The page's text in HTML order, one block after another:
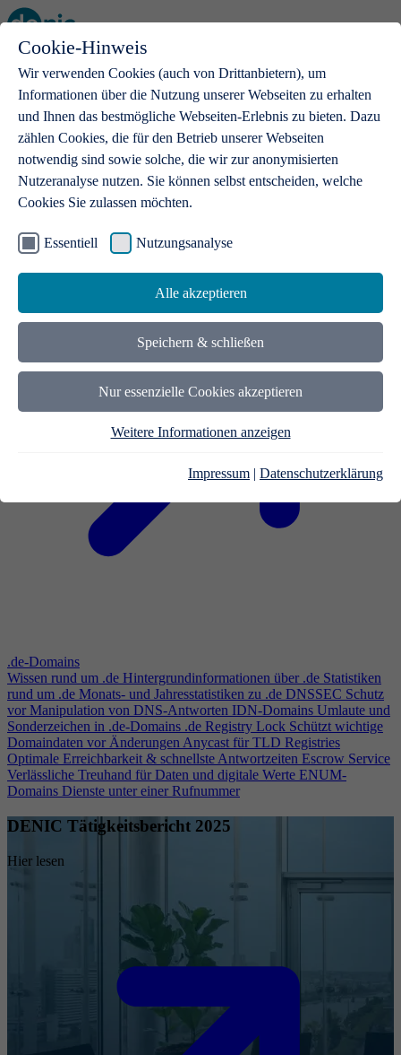
Cookie-Hinweis
Wir verwenden Cookies (auch von Drittanbietern), um
Informationen über die Nutzung unserer Webseiten zu erhalten
und Ihnen das bestmögliche Webseiten-Erlebnis zu bieten. Dazu
zählen Cookies, die für den Betrieb unserer Webseiten
notwendig sind sowie solche, die wir zur anonymisierten
Nutzeranalyse nutzen. Sie können selbst entscheiden, welche
Cookies Sie zulassen möchten.
Essentiell Nutzungsanalyse
Alle akzeptieren
Speichern & schließen
Nur essenzielle Cookies akzeptieren
Weitere Informationen anzeigen
Impressum | Datenschutzerklärung
Open main menu
.de-Domains
Mit einer .de-Domain erhalten Ideen eine Bühne
.de-Domains
Wissen rund um .de Hintergrundinformationen über .de Statistiken
rund um .de Monats- und Jahresstatistiken zu .de DNSSEC Schutz
vor Manipulation von DNS-Antworten IDN-Domains Umlaute und
Sonderzeichen in .de-Domains .de Registry Lock Schützt wichtige
Domaindaten vor ÄnderungenAnycast für TLD Registries
Optimale Erreichbarkeit & schnellste Antwortzeiten Escrow Service
Verlässliche Treuhand für Daten und digitale Werte ENUM-
Domains Dienste unter einer Rufnummer
DENIC Tätigkeitsbericht 2025
Hier lesen